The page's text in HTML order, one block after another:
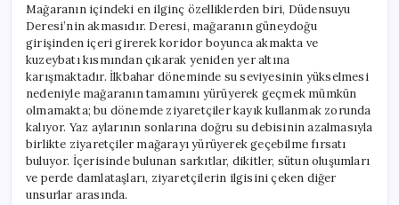
Mağaranın içindeki en ilginç özelliklerden biri, Düdensuyu
Deresi’nin akmasıdır. Deresi, mağaranın güneydoğu
girişinden içeri girerek koridor boyunca akmakta ve
kuzeybatı kısmından çıkarak yeniden yer altına
karışmaktadır. İlkbahar döneminde su seviyesinin yükselmesi
nedeniyle mağaranın tamamını yürüyerek geçmek mümkün
olmamakta; bu dönemde ziyaretçiler kayık kullanmak zorunda
kalıyor. Yaz aylarının sonlarına doğru su debisinin azalmasıyla
birlikte ziyaretçiler mağarayı yürüyerek geçebilme fırsatı
buluyor. İçerisinde bulunan sarkıtlar, dikitler, sütun oluşumları
ve perde damlataşları, ziyaretçilerin ilgisini çeken diğer
unsurlar arasında.